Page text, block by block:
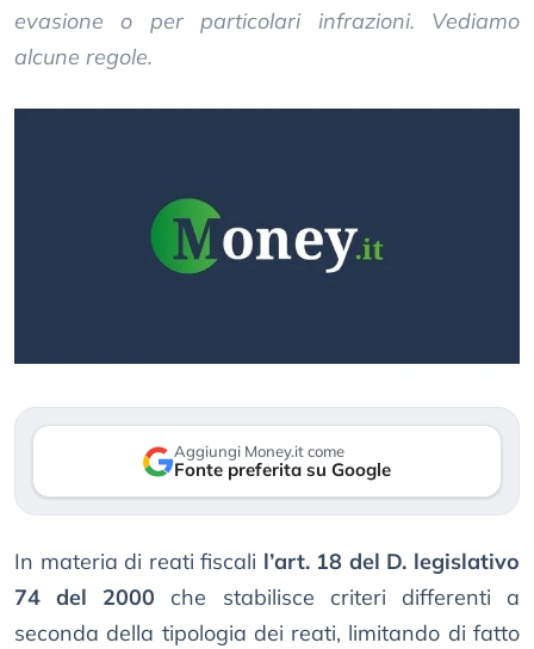
evasione o per particolari infrazioni. Vediamo
alcune regole.
Aggiungi Money.it come
Fonte preferita su Google
In materia di reati fiscali l’art. 18 del D. legislativo
74 del 2000 che stabilisce criteri differenti a
seconda della tipologia dei reati, limitando di fatto